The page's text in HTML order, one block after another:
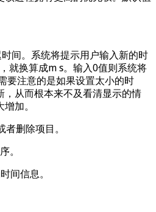
间。系统将提示用户输入新的时
就换算成m s。输入0值则系统将
要注意的是如果设置太小的时
，从而根本来不及看清显示的情
加。
删除项目。
。
间信息。